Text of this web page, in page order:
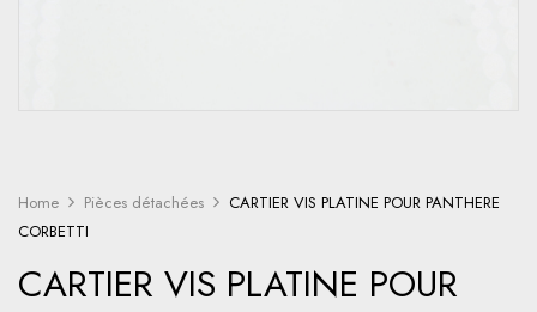
Home Pièces détachées
CARTIER VIS PLATINE POUR PANTHERE
CORBETTI
CARTIER VIS PLATINE POUR